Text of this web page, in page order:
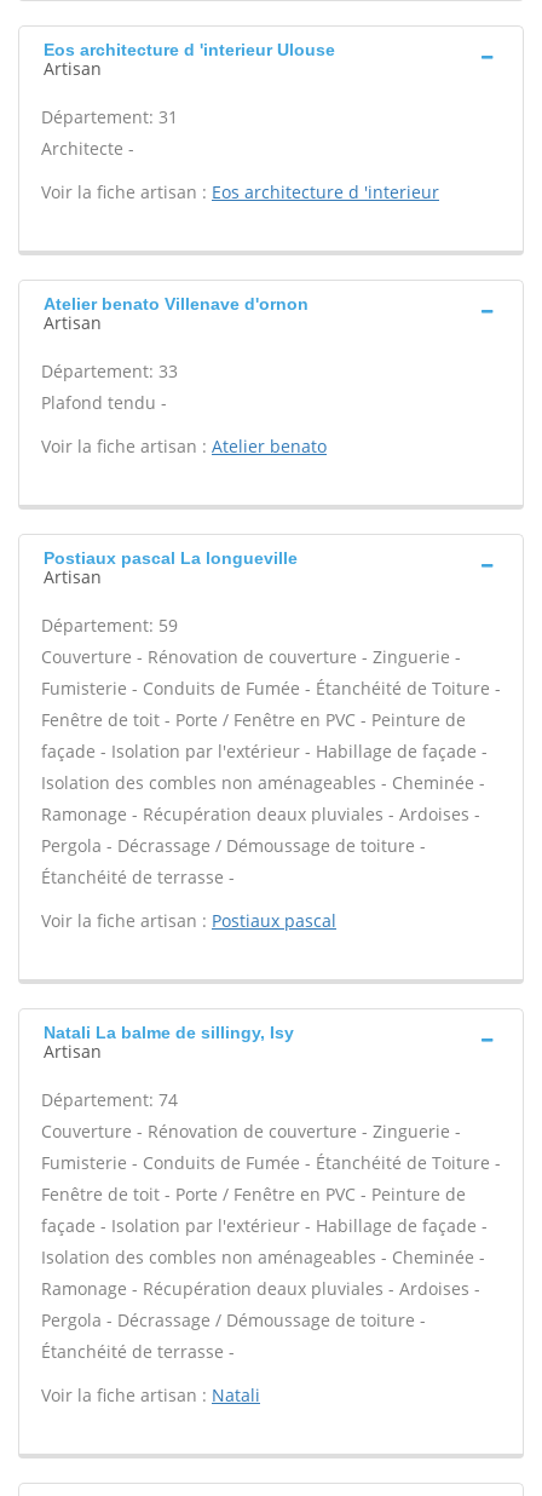
Eos architecture d 'interieur Ulouse
Artisan
Département: 31
Architecte -
Voir la fiche artisan : Eos architecture d 'interieur
Atelier benato Villenave d'ornon
Artisan
Département: 33
Plafond tendu -
Voir la fiche artisan : Atelier benato
Postiaux pascal La longueville
Artisan
Département: 59
Couverture - Rénovation de couverture - Zinguerie -
Fumisterie - Conduits de Fumée - Étanchéité de Toiture -
Fenêtre de toit - Porte / Fenêtre en PVC - Peinture de
façade - Isolation par l'extérieur - Habillage de façade -
Isolation des combles non aménageables - Cheminée -
Ramonage - Récupération deaux pluviales - Ardoises -
Pergola - Décrassage / Démoussage de toiture -
Étanchéité de terrasse -
Voir la fiche artisan : Postiaux pascal
Natali La balme de sillingy, Isy
Artisan
Département: 74
Couverture - Rénovation de couverture - Zinguerie -
Fumisterie - Conduits de Fumée - Étanchéité de Toiture -
Fenêtre de toit - Porte / Fenêtre en PVC - Peinture de
façade - Isolation par l'extérieur - Habillage de façade -
Isolation des combles non aménageables - Cheminée -
Ramonage - Récupération deaux pluviales - Ardoises -
Pergola - Décrassage / Démoussage de toiture -
Étanchéité de terrasse -
Voir la fiche artisan : Natali